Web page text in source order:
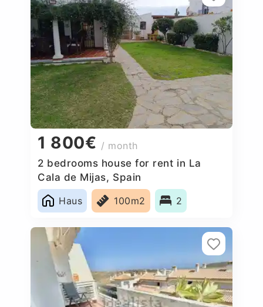
1 800€ / month
2 bedrooms house for rent in La
Cala de Mijas, Spain
Haus
100m2 2